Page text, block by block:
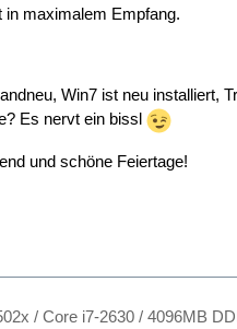
in maximalem Empfang.
Win7 ist neu installiert,
Es nervt ein bissl
und schöne Feiertage!
/ Core i7-2630 / 4096MB